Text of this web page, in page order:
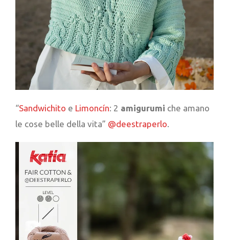
“Sandwichito e Limoncín: 2 amigurumi che amano
le cose belle della vita” @deestraperlo.